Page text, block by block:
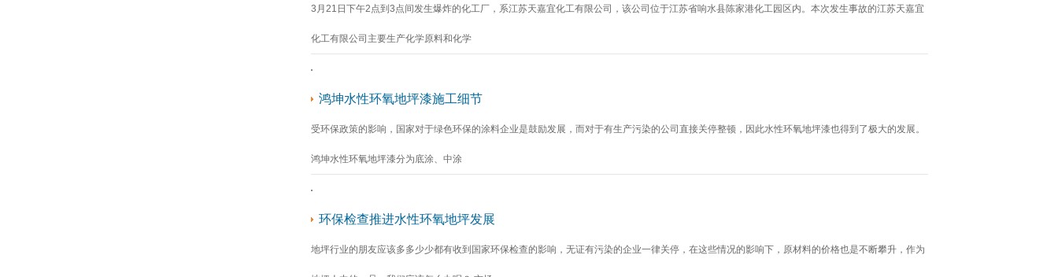
3月21日下午2点到3点间发生爆炸的化工厂，系江苏天嘉宜化工有限公司，该公司位于江苏省响水县陈家港化工园区内。本次发生事故的江苏天嘉宜
化工有限公司主要生产化学原料和化学
鸿坤水性环氧地坪漆施工细节
受环保政策的影响，国家对于绿色环保的涂料企业是鼓励发展，而对于有生产污染的公司直接关停整顿，因此水性环氧地坪漆也得到了极大的发展。
鸿坤水性环氧地坪漆分为底涂、中涂
环保检查推进水性环氧地坪发展
地坪行业的朋友应该多多少少都有收到国家环保检查的影响，无证有污染的企业一律关停，在这些情况的影响下，原材料的价格也是不断攀升，作为